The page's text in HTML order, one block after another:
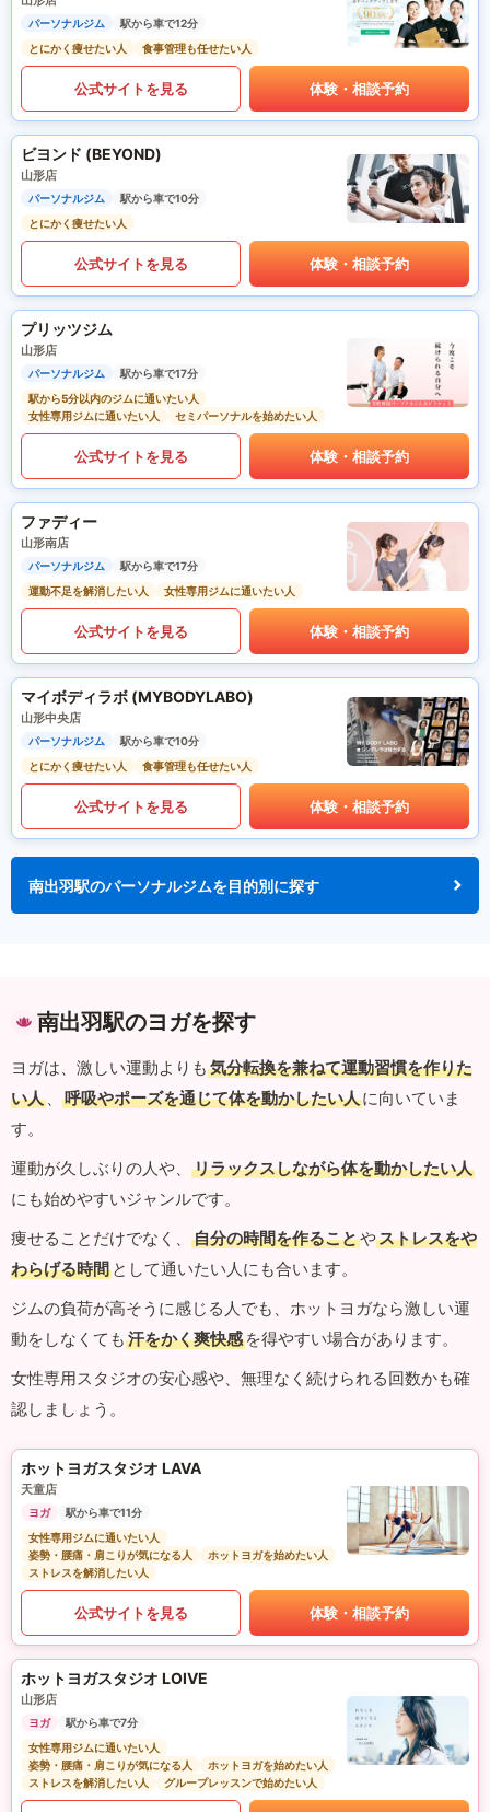
パーソナルジム
駅から車で12分
とにかく痩せたい人
食事管理も任せたい人
公式サイトを見る 体験・相談予約
ビヨンド (BEYOND)
山形店
パーソナルジム
駅から車で10分
とにかく痩せたい人
公式サイトを見る 体験・相談予約
プリッツジム
山形店
パーソナルジム
駅から車で17分
駅から5分以内のジムに通いたい人
女性専用ジムに通いたい人
セミパーソナルを始めたい人
公式サイトを見る 体験・相談予約
ファディー
山形南店
パーソナルジム
駅から車で17分
運動不足を解消したい人
女性専用ジムに通いたい人
公式サイトを見る 体験・相談予約
マイボディラボ (MYBODYLABO)
山形中央店
パーソナルジム
駅から車で10分
とにかく痩せたい人
食事管理も任せたい人
公式サイトを見る 体験・相談予約
南出羽駅のパーソナルジムを目的別に探す
南出羽駅のヨガを探す
ヨガは、激しい運動よりも 気分転換を兼ねて運動習慣を作りた
い人 、 呼吸やポーズを通じて体を動かしたい人に向いていま
す。
運動が久しぶりの人や、
リラックスしながら体を動かしたい人
にも始めやすいジャンルです。
痩せることだけでなく、
自分の時間を作ることやストレスをや
わらげる時間 として通いたい人にも合います。
ジムの負荷が高そうに感じる人でも、ホットヨガなら激しい運
動をしなくても 汗をかく爽快感 を得やすい場合があります。
女性専用スタジオの安心感や、無理なく続けられる回数かも確
認しましょう。
ホットヨガスタジオ LAVA
天童店
ヨガ
駅から車で11分
女性専用ジムに通いたい人
姿勢・腰痛・肩こりが気になる人
ホットヨガを始めたい人
ストレスを解消したい人
公式サイトを見る 体験・相談予約
ホットヨガスタジオ LOIVE
山形店
ヨガ
駅から車で7分
女性専用ジムに通いたい人
姿勢・腰痛・肩こりが気になる人
ホットヨガを始めたい人
ストレスを解消したい人
グループレッスンで始めたい人